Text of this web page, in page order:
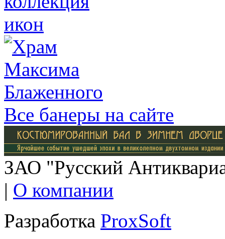
Все банеры на сайте
ЗАО "Русский
| О компании
Разработка ProxSoft